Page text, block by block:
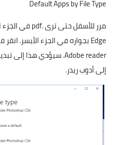
Default Apps by File Type
إلى أدوب ريدر.